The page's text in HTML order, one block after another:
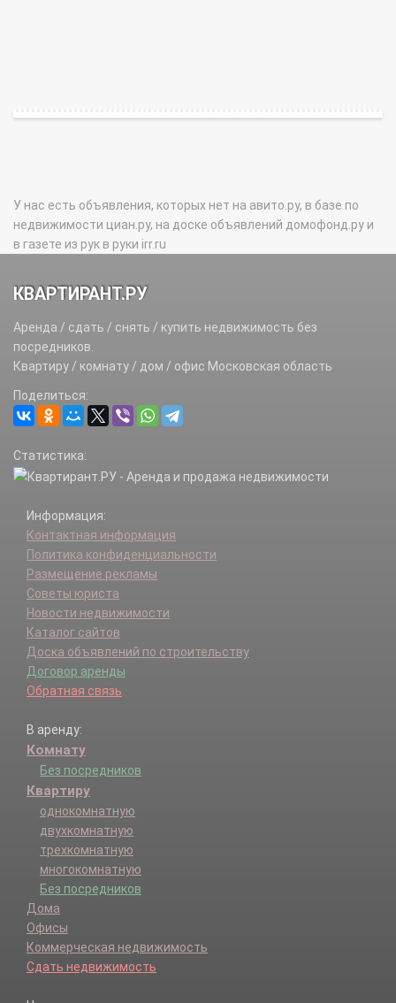
У нас есть объявления, которых нет на авито.ру, в базе по
недвижимости циан.ру, на доске объявлений домофонд.ру и
в газете из рук в руки irr.ru
КВАРТИРАНТ.РУ
Аренда / сдать / снять / купить недвижимость без
посредников.
Квартиру / комнату / дом / офис Московская область
Поделиться:
Статистика:
Информация:
Контактная информация
Политика конфиденциальности
Размещение рекламы
Советы юриста
Новости недвижимости
Каталог сайтов
Доска объявлений по строительству
Договор аренды
Обратная связь
В аренду:
Комнату
Без посредников
Квартиру
однокомнатную
двухкомнатную
трехкомнатную
многокомнатную
Без посредников
Дома
Офисы
Коммерческая недвижимость
Сдать недвижимость